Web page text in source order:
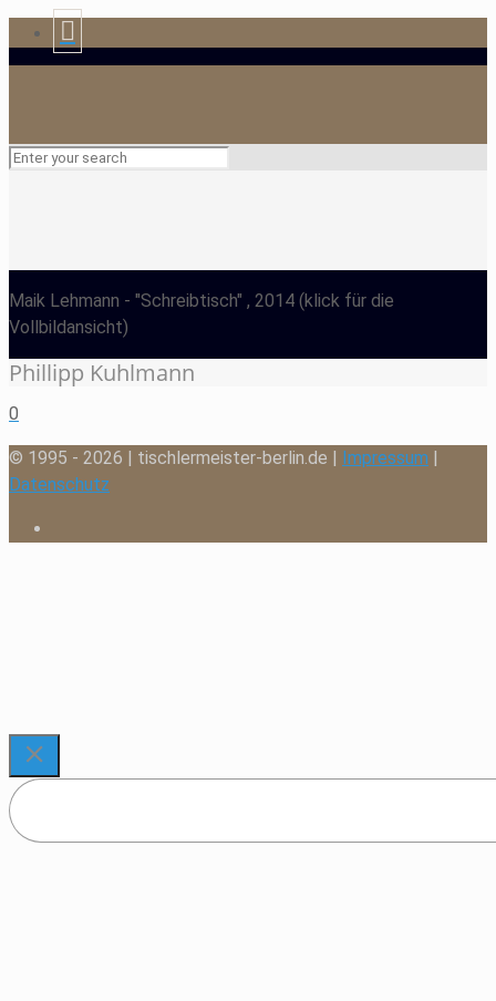
Maik Lehmann - "Schreibtisch" , 2014 (klick für die
Vollbildansicht)
Phillipp Kuhlmann
0
© 1995 - 2026 | tischlermeister-berlin.de | Impressum
Datenschutz